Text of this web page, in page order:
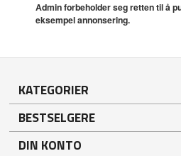
Admin forbeholder seg retten til å
eksempel annonsering.
KATEGORIER
BESTSELGERE
DIN KONTO